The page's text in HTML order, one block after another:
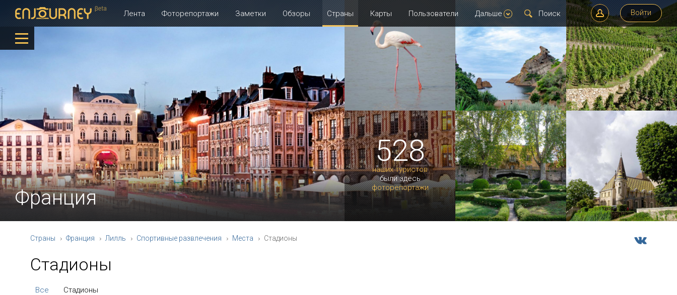
Войти
Лента Фоторепортажи Заметки Обзоры Страны Карты Пользователи Дальше
528
наших туристов
были здесь
фоторепортажи
Франция
Страны Франция Лилль Спортивные развлечения Места Стадионы
Стадионы
Все Стадионы